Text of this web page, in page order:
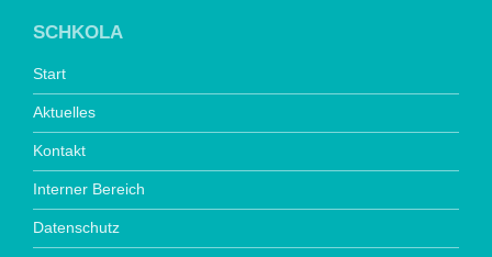
SCHKOLA
Start
Aktuelles
Kontakt
Interner Bereich
Datenschutz